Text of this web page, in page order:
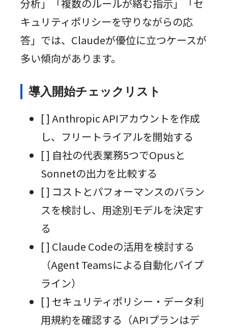
分析」「複数のルールが絡む指示」「セ
キュリティポリシーを守りながらの応
答」では、Claudeが優位に立つケースが
多い傾向があります。
導入開始チェックリスト
[ ] Anthropic APIアカウントを作成
し、フリートライアルを開始する
[ ] 自社の代表業務5つでOpusと
Sonnetの出力を比較する
[ ] コストとパフォーマンスのバラン
スを検討し、用途別モデルを決定す
る
[ ] Claude Codeの活用を検討する
（Agent Teamsによる自動化パイプ
ライン）
[ ] セキュリティポリシー・データ利
用規約を確認する（APIプランはデ